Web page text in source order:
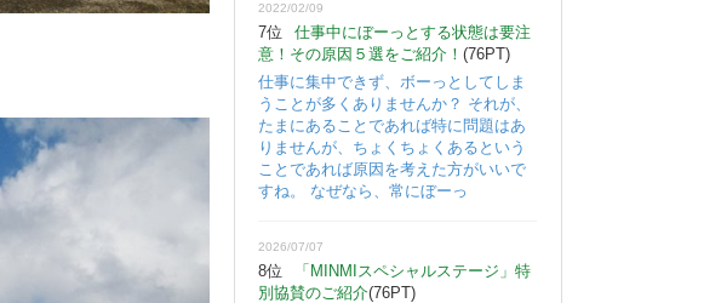
2022/02/09
7位
仕事中にぼーっとする状態は要注
意！その原因５選をご紹介！ (76PT)
仕事に集中できず、ボーっとしてしま
うことが多くありませんか？ それが、
たまにあることであれば特に問題はあ
りませんが、ちょくちょくあるという
ことであれば原因を考えた方がいいで
すね。 なぜなら、常にぼーっ
2026/07/07
8位
「MINMIスペシャルステージ」特
別協賛のご紹介(76PT)